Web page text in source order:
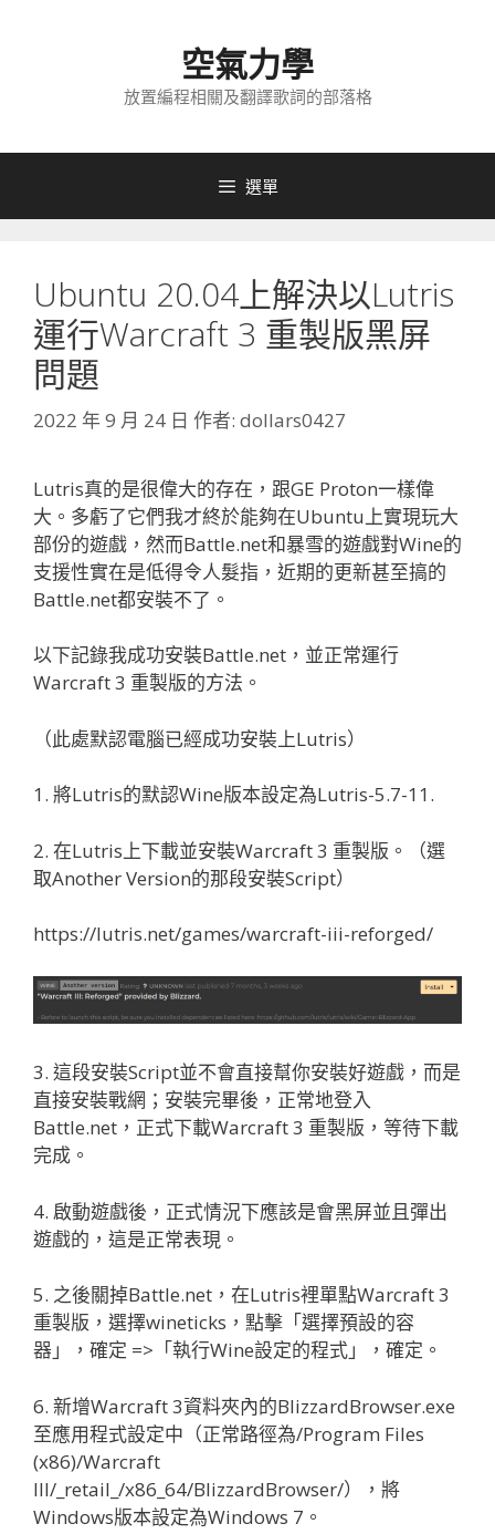
容
空氣力學
放置編程相關及翻譯歌詞的部落格
選單
Ubuntu 20.04上解決以Lutris
運行Warcraft 3 重製版黑屏
問題
2022 年 9 月 24 日 作者: dollars0427
Lutris真的是很偉大的存在，跟GE Proton一樣偉
大。多虧了它們我才終於能夠在Ubuntu上實現玩大
部份的遊戲，然而Battle.net和暴雪的遊戲對Wine的
支援性實在是低得令人髮指，近期的更新甚至搞的
Battle.net都安裝不了。
以下記錄我成功安裝Battle.net，並正常運行
Warcraft 3 重製版的方法。
（此處默認電腦已經成功安裝上Lutris）
1. 將Lutris的默認Wine版本設定為Lutris-5.7-11.
2. 在Lutris上下載並安裝Warcraft 3 重製版。（選
取Another Version的那段安裝Script）
https://lutris.net/games/warcraft-iii-reforged/
3. 這段安裝Script並不會直接幫你安裝好遊戲，而是
直接安裝戰網；安裝完畢後，正常地登入
Battle.net，正式下載Warcraft 3 重製版，等待下載
完成。
4. 啟動遊戲後，正式情況下應該是會黑屏並且彈出
遊戲的，這是正常表現。
5. 之後關掉Battle.net，在Lutris裡單點Warcraft 3
重製版，選擇wineticks，點擊「選擇預設的容
器」，確定 =>「執行Wine設定的程式」，確定。
6. 新增Warcraft 3資料夾內的BlizzardBrowser.exe
至應用程式設定中（正常路徑為/Program Files
(x86)/Warcraft
III/_retail_/x86_64/BlizzardBrowser/），將
Windows版本設定為Windows 7。